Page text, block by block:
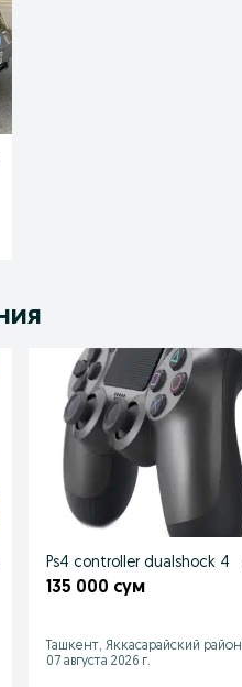
Ps4 controller dualshock 4
135 000 сум
Ташкент, Яккасарайский район
07 августа 2026 г.